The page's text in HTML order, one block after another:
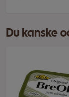
Du kanske